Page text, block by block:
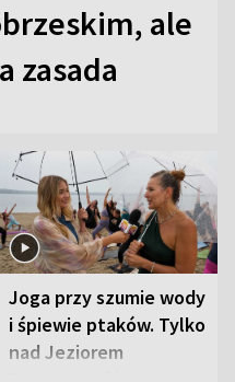
ale
zasada
Joga przy szumie wody
i śpiewie ptaków. Tylko
nad Jeziorem